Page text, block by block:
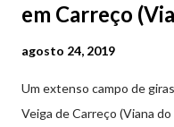
em Carreço
agosto 24, 2019
Um extenso campo de
Veiga de Carreço (Viana